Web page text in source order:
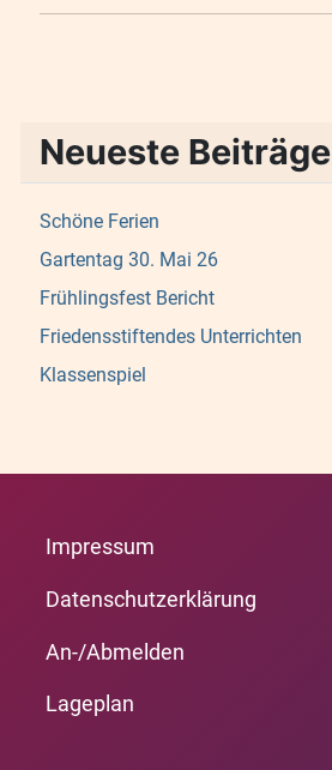
Neueste Beiträge
Schöne Ferien
Gartentag 30. Mai 26
Frühlingsfest Bericht
Friedensstiftendes Unterrichten
Klassenspiel
Impressum
Datenschutzerklärung
An-/Abmelden
Lageplan